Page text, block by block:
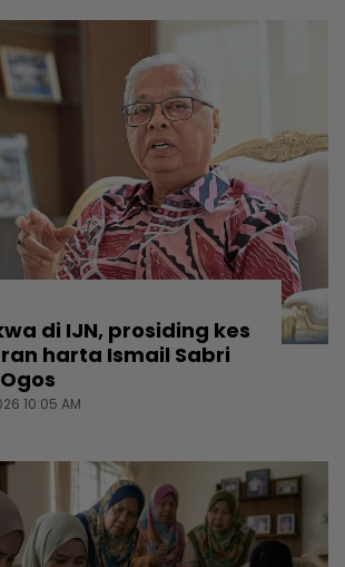
di IJN, prosiding kes
harta Ismail Sabri
10:05 AM